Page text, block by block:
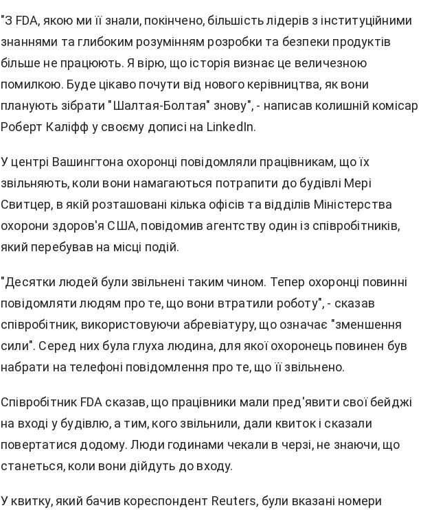
"З FDA, якою ми її знали, покінчено, більшість лідерів з інституційними
знаннями та глибоким розумінням розробки та безпеки продуктів
більше не працюють. Я вірю, що історія визнає це величезною
помилкою. Буде цікаво почути від нового керівництва, як вони
планують зібрати "Шалтая-Болтая" знову", - написав колишній комісар
Роберт Каліфф у своєму дописі на LinkedIn.
У центрі Вашингтона охоронці повідомляли працівникам, що їх
звільняють, коли вони намагаються потрапити до будівлі Мері
Свитцер, в якій розташовані кілька офісів та відділів Міністерства
охорони здоров'я США, повідомив агентству один із співробітників,
який перебував на місці подій.
"Десятки людей були звільнені таким чином. Тепер охоронці повинні
повідомляти людям про те, що вони втратили роботу", - сказав
співробітник, використовуючи абревіатуру, що означає "зменшення
сили". Серед них була глуха людина, для якої охоронець повинен був
набрати на телефоні повідомлення про те, що її звільнено.
Співробітник FDA сказав, що працівники мали пред'явити свої бейджі
на вході у будівлю, а тим, кого звільнили, дали квиток і сказали
повертатися додому. Люди годинами чекали в черзі, не знаючи, що
станеться, коли вони дійдуть до входу.
У квитку, який бачив кореспондент Reuters, були вказані номери